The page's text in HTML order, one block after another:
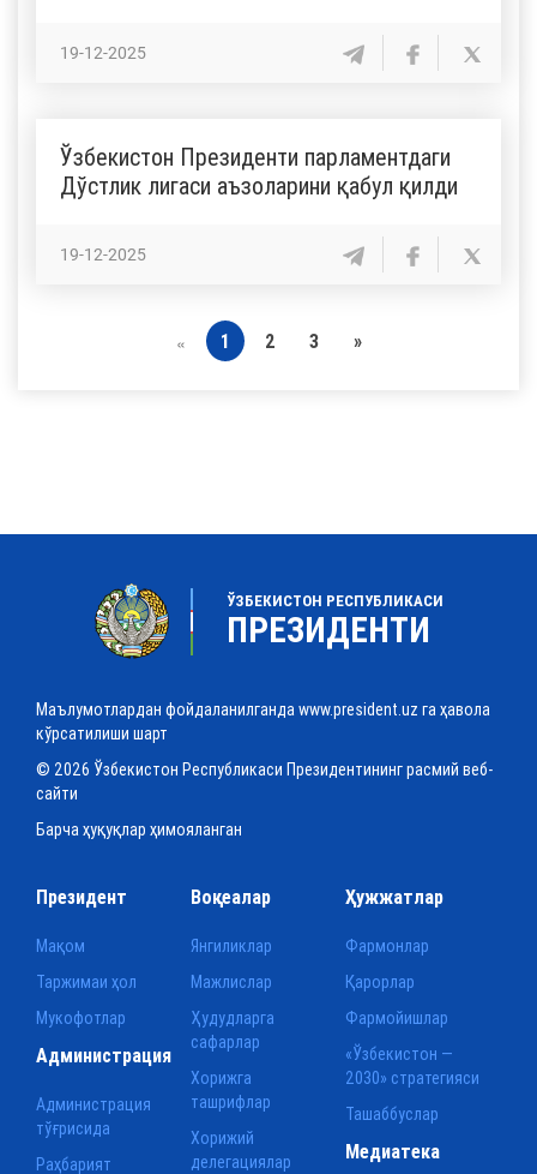
19-12-2025
Ўзбекистон Президенти парламентдаги
Дўстлик лигаси аъзоларини қабул қилди
19-12-2025
« 1 2 3 »
ЎЗБЕКИСТОН РЕСПУБЛИКАСИ
ПРЕЗИДЕНТИ
Маълумотлардан фойдаланилганда www.president.uz га ҳавола
кўрсатилиши шарт
© 2026 Ўзбекистон Республикаси Президентининг расмий веб-
сайти
Барча ҳуқуқлар ҳимояланган
Президент
Мақом
Таржимаи ҳол
Мукофотлар
Воқеалар
Янгиликлар
Мажлислар
Ҳудудларга
сафарлар
Хорижга
ташрифлар
Хорижий
делегациялар
Ҳужжатлар
Фармонлар
Қарорлар
Фармойишлар
«Ўзбекистон —
2030» стратегияси
Ташаббуслар
Администрация
Администрация
тўғрисида
Раҳбарият
Медиатека